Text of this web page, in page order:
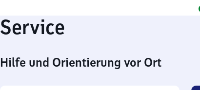
Service
Hilfe und Orientierung vor Ort